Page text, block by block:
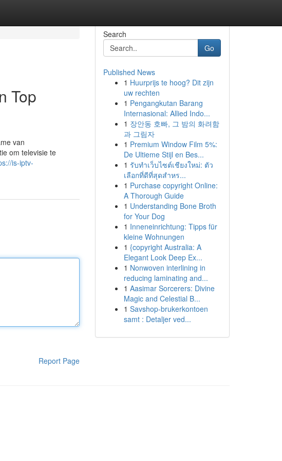
Top
van
om televisie te
is-iptv-
Report Page
Search
Go
Published News
1 Huurprijs te hoog? Dit zijn
uw rechten
1 Pengangkutan Barang
Internasional: Allied Indo...
1 장안동 호빠, 그 밤의 화려함
과 그림자
1 Premium Window Film 5%:
De Ultieme Stijl en Bes...
1 รับทำเว็บไซต์เชียงใหม่: ตัว
เลือกที่ดีที่สุดสำหร...
1 Purchase copyright Online:
A Thorough Guide
1 Understanding Bone Broth
for Your Dog
1 Inneneinrichtung: Tipps für
kleine Wohnungen
1 {copyright Australia: A
Elegant Look Deep Ex...
1 Nonwoven interlining in
reducing laminating and...
1 Aasimar Sorcerers: Divine
Magic and Celestial B...
1 Savshop-brukerkontoen
samt : Detaljer ved...